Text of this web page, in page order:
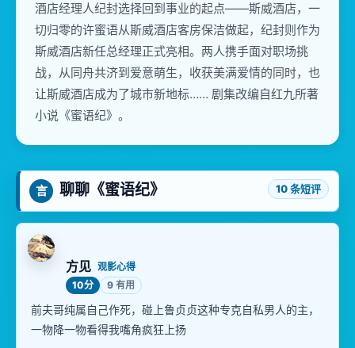
酒店经理人纪封选择回到事业的起点——斯威酒店，一
切归零的许蜜语从斯威酒店客房保洁做起，纪封则作为
斯威酒店新任总经理正式亮相。两人携手面对职场挑
战，从同舟共济到爱意萌生，收获美满爱情的同时，也
让斯威酒店成为了城市新地标…… 剧集改编自红九所著
小说《蜜语纪》。
言 聊聊《蜜语纪》 10 条短评
方见 观影心得
10分
9 有用
前夫哥纯属自己作死，碰上鲁贞贞这种专克自私男人的主，
一物降一物看得我嘴角疯狂上扬